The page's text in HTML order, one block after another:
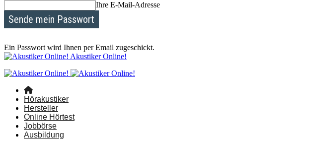
Ihre E-Mail-Adresse
Ein Passwort wird Ihnen per Email zugeschickt.
Akustiker Online!
Hörakustiker
Hersteller
Online Hörtest
Jobbörse
Ausbildung